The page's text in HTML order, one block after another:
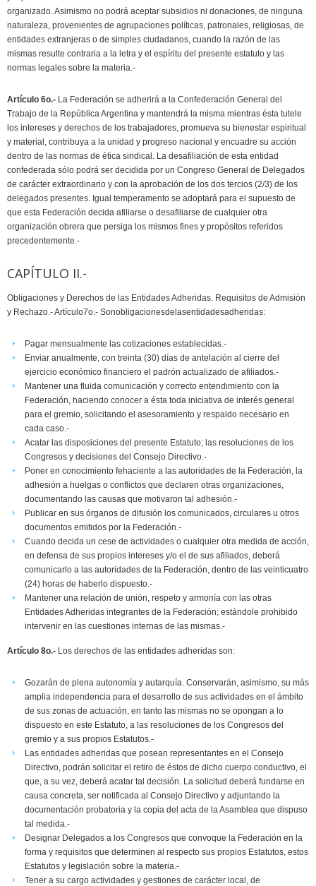
organizado. Asimismo no podrá aceptar subsidios ni donaciones, de ninguna
naturaleza, provenientes de agrupaciones políticas, patronales, religiosas, de
entidades extranjeras o de simples ciudadanos, cuando la razón de las
mismas resulte contraria a la letra y el espíritu del presente estatuto y las
normas legales sobre la materia.-
Artículo 6o.- La Federación se adherirá a la Confederación General del
Trabajo de la República Argentina y mantendrá la misma mientras ésta tutele
los intereses y derechos de los trabajadores, promueva su bienestar espiritual
y material, contribuya a la unidad y progreso nacional y encuadre su acción
dentro de las normas de ética sindical. La desafiliación de esta entidad
confederada sólo podrá ser decidida por un Congreso General de Delegados
de carácter extraordinario y con la aprobación de los dos tercios (2/3) de los
delegados presentes. Igual temperamento se adoptará para el supuesto de
que esta Federación decida afiliarse o desafiliarse de cualquier otra
organización obrera que persiga los mismos fines y propósitos referidos
precedentemente.-
CAPÍTULO II.-
Obligaciones y Derechos de las Entidades Adheridas. Requisitos de Admisión
y Rechazo.- Artículo7o.- Sonobligacionesdelasentidadesadheridas:
Pagar mensualmente las cotizaciones establecidas.-
Enviar anualmente, con treinta (30) días de antelación al cierre del
ejercicio económico financiero el padrón actualizado de afiliados.-
Mantener una fluida comunicación y correcto entendimiento con la
Federación, haciendo conocer a ésta toda iniciativa de interés general
para el gremio, solicitando el asesoramiento y respaldo necesario en
cada caso.-
Acatar las disposiciones del presente Estatuto; las resoluciones de los
Congresos y decisiones del Consejo Directivo.-
Poner en conocimiento fehaciente a las autoridades de la Federación, la
adhesión a huelgas o conflictos que declaren otras organizaciones,
documentando las causas que motivaron tal adhesión.-
Publicar en sus órganos de difusión los comunicados, circulares u otros
documentos emitidos por la Federación.-
Cuando decida un cese de actividades o cualquier otra medida de acción,
en defensa de sus propios intereses y/o el de sus afiliados, deberá
comunicarlo a las autoridades de la Federación, dentro de las veinticuatro
(24) horas de haberlo dispuesto.-
Mantener una relación de unión, respeto y armonía con las otras
Entidades Adheridas integrantes de la Federación; estándole prohibido
intervenir en las cuestiones internas de las mismas.-
Artículo 8o.- Los derechos de las entidades adheridas son:
Gozarán de plena autonomía y autarquía. Conservarán, asimismo, su más
amplia independencia para el desarrollo de sus actividades en el ámbito
de sus zonas de actuación, en tanto las mismas no se opongan a lo
dispuesto en este Estatuto, a las resoluciones de los Congresos del
gremio y a sus propios Estatutos.-
Las entidades adheridas que posean representantes en el Consejo
Directivo, podrán solicitar el retiro de éstos de dicho cuerpo conductivo, el
que, a su vez, deberá acatar tal decisión. La solicitud deberá fundarse en
causa concreta, ser notificada al Consejo Directivo y adjuntando la
documentación probatoria y la copia del acta de la Asamblea que dispuso
tal medida.-
Designar Delegados a los Congresos que convoque la Federación en la
forma y requisitos que determinen al respecto sus propios Estatutos, estos
Estatutos y legislación sobre la materia.-
Tener a su cargo actividades y gestiones de carácter local, de